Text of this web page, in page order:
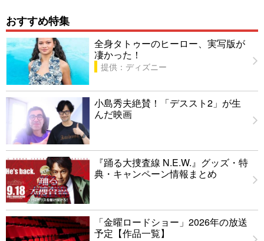
おすすめ特集
全身タトゥーのヒーロー、実写版が
凄かった！
提供：ディズニー
小島秀夫絶賛！「デススト2」が生
んだ映画
『踊る大捜査線 N.E.W.』グッズ・特
典・キャンペーン情報まとめ
「金曜ロードショー」2026年の放送
予定【作品一覧】